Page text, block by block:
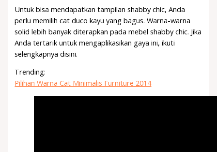
Untuk bisa mendapatkan tampilan shabby chic, Anda
perlu memilih cat duco kayu yang bagus. Warna-warna
solid lebih banyak diterapkan pada mebel shabby chic. Jika
Anda tertarik untuk mengaplikasikan gaya ini, ikuti
selengkapnya disini.
Trending:
Pilihan Warna Cat Minimalis Furniture 2014